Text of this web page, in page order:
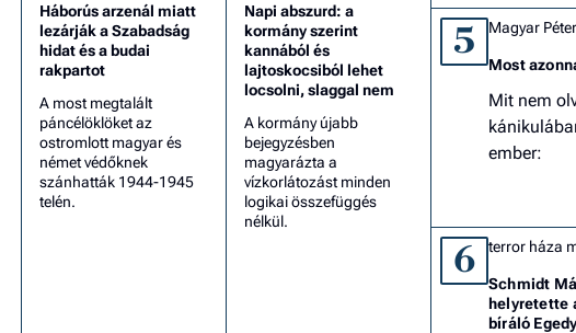
Háborús arzenál miatt
lezárják a Szabadság
hidat és a budai
rakpartot
A most megtalált
páncélöklöket az
ostromlott magyar és
német védőknek
szánhatták 1944-1945
telén.
Napi abszurd: a
kormány szerint
kannából és
lajtoskocsiból lehet
locsolni, slaggal nem
A kormány újabb
bejegyzésben
magyarázta a
vízkorlátozást minden
logikai összefüggés
nélkül.
5 Magyar Péter
Most
Mit nem
ember:
6 terror háza
Schmidt
helyretette
bíráló